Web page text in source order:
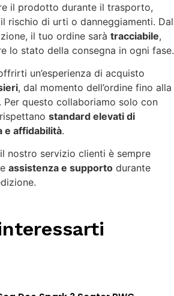
il prodotto durante il trasporto,
rischio di urti o danneggiamenti. Dal
il tuo ordine sarà tracciabile,
lo stato della consegna in ogni fase.
un’esperienza di acquisto
, dal momento dell’ordine fino alla
Per questo collaboriamo solo con
standard elevati di
e affidabilità.
nostro servizio clienti è sempre
assistenza e supporto durante